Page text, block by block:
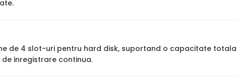
de 4 slot-uri pentru hard disk, suportand o capacitate totala
inregistrare continua.